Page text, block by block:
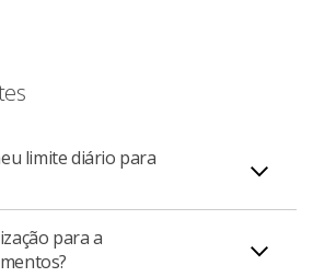
limite diário para
procure o gerente da sua conta PJ
alteração, tendo duas opções:
para a